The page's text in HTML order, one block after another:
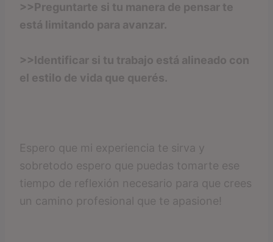
>>Preguntarte si tu manera de pensar te
está limitando para avanzar.
>>Identificar si tu trabajo está alineado con
el estilo de vida que querés.
Espero que mi experiencia te sirva y
sobretodo espero que puedas tomarte ese
tiempo de reflexión necesario para que crees
un camino profesional que te apasione!